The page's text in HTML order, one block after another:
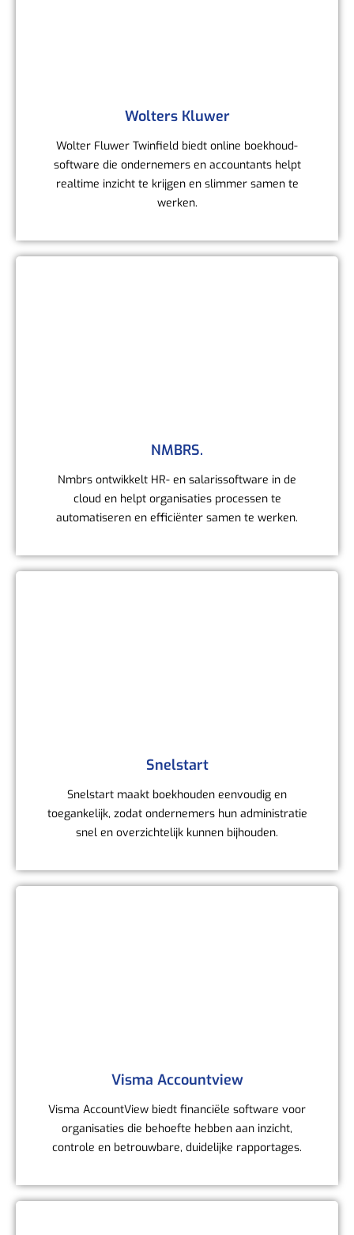
Wolters Kluwer
Wolter Fluwer Twinfield biedt online boekhoud-
software die ondernemers en accountants helpt
realtime inzicht te krijgen en slimmer samen te
werken.
NMBRS.
Nmbrs ontwikkelt HR- en salarissoftware in de
cloud en helpt organisaties processen te
automatiseren en efficiënter samen te werken.
Snelstart
Snelstart maakt boekhouden eenvoudig en
toegankelijk, zodat ondernemers hun administratie
snel en overzichtelijk kunnen bijhouden.
Visma Accountview
Visma AccountView biedt financiële software voor
organisaties die behoefte hebben aan inzicht,
controle en betrouwbare, duidelijke rapportages.